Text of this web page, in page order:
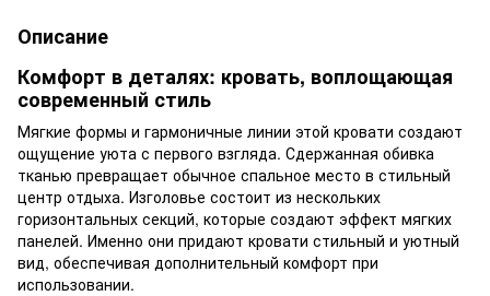
Описание
Комфорт в деталях: кровать, воплощающая
современный стиль
Мягкие формы и гармоничные линии этой кровати создают
ощущение уюта с первого взгляда. Сдержанная обивка
тканью превращает обычное спальное место в стильный
центр отдыха. Изголовье состоит из нескольких
горизонтальных секций, которые создают эффект мягких
панелей. Именно они придают кровати стильный и уютный
вид, обеспечивая дополнительный комфорт при
использовании.